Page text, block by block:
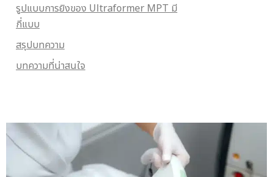
รูปแบบการยิงของ Ultraformer MPT มี
กี่แบบ
สรุปบทความ
บทความที่น่าสนใจ